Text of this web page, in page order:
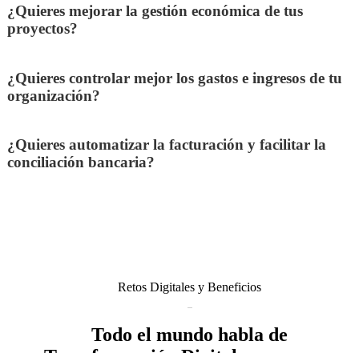
¿Quieres mejorar la gestión económica de tus
proyectos?
¿Quieres controlar mejor los gastos e ingresos de tu
organización?
¿Quieres automatizar la facturación y facilitar la
conciliación bancaria?
Retos Digitales y Beneficios
Todo el mundo habla de